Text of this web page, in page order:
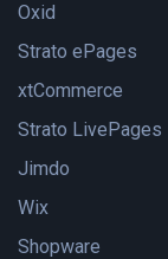
Oxid
Strato ePages
xtCommerce
Strato LivePages
Jimdo
Wix
Shopware